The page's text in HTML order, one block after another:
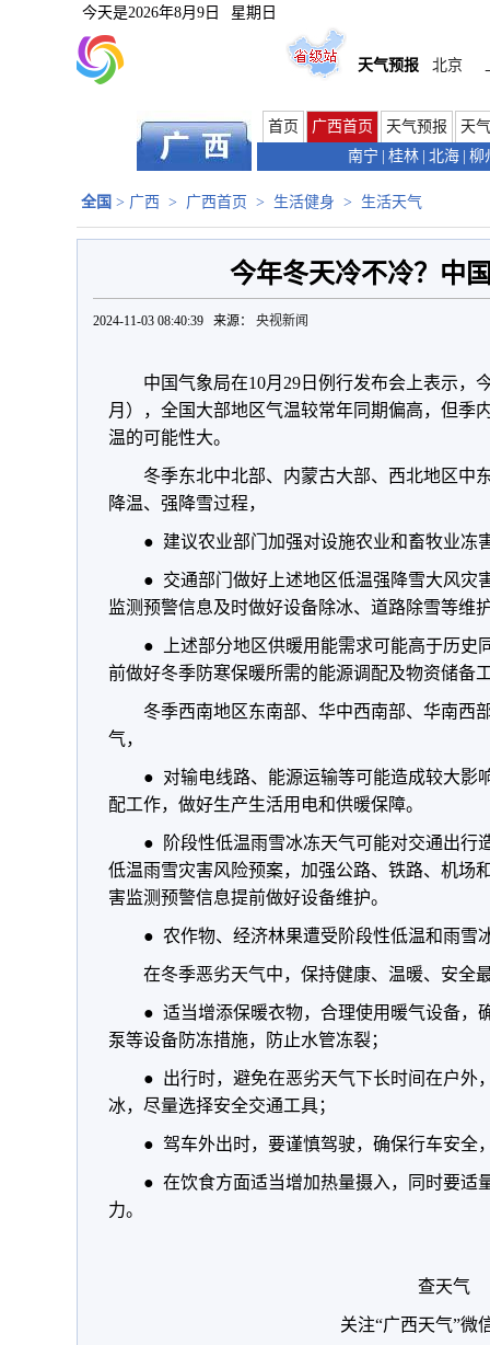
今天是2026年8月9日 星期日
天气预报 北京
首页 广西首页 天气预报
天
南宁
桂林 北海 柳
全国 > 广西 > 广西首页 > 生活健身 > 生活天气
今年冬天冷不冷？中
2024-11-03 08:40:39 来源： 央视新闻
中国气象局在10月29日例行发布会上表示，
月），全国大部地区气温较常年同期偏高，但季
温的可能性大。
冬季东北中北部、内蒙古大部、西北地区中
降温、强降雪过程，
● 建议农业部门加强对设施农业和畜牧业冻
● 交通部门做好上述地区低温强降雪大风灾
监测预警信息及时做好设备除冰、道路除雪等维
● 上述部分地区供暖用能需求可能高于历史
前做好冬季防寒保暖所需的能源调配及物资储备
冬季西南地区东南部、华中西南部、华南西
气，
● 对输电线路、能源运输等可能造成较大影
配工作，做好生产生活用电和供暖保障。
● 阶段性低温雨雪冰冻天气可能对交通出行
低温雨雪灾害风险预案，加强公路、铁路、机场
害监测预警信息提前做好设备维护。
● 农作物、经济林果遭受阶段性低温和雨雪
在冬季恶劣天气中，保持健康、温暖、安全
● 适当增添保暖衣物，合理使用暖气设备，
泵等设备防冻措施，防止水管冻裂；
● 出行时，避免在恶劣天气下长时间在户外
冰，尽量选择安全交通工具；
● 驾车外出时，要谨慎驾驶，确保行车安全
● 在饮食方面适当增加热量摄入，同时要适
力。
查天气
关注“广西天气”微